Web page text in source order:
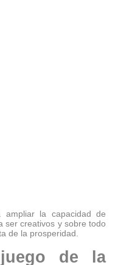
ampliar la capacidad de
ser creativos y sobre todo
de la prosperidad.
de la